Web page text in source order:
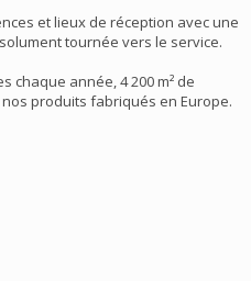
et lieux de réception avec une
tournée vers le service.
chaque année, 4 200 m² de
nos produits fabriqués en Europe.